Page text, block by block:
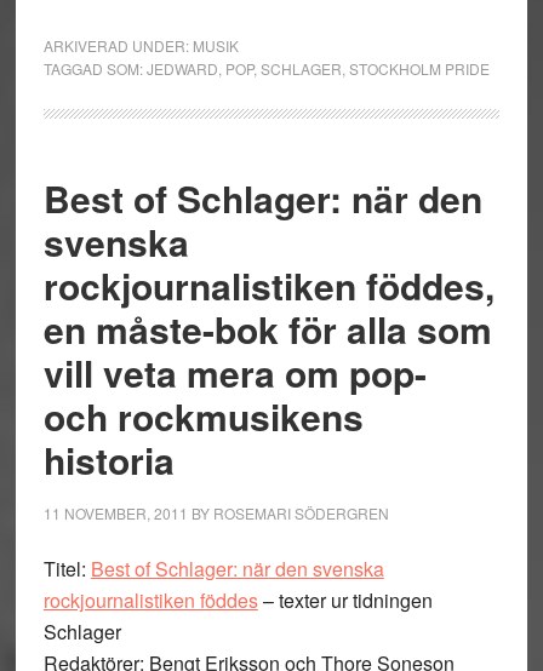
ARKIVERAD UNDER: MUSIK
TAGGAD SOM:JEDWARD POP, SCHLAGER STOCKHOLM PRIDE
Best of Schlager: när den
svenska
rockjournalistiken föddes,
en måste-bok för alla som
vill veta mera om pop-
och rockmusikens
historia
11 NOVEMBER, 2011 BY ROSEMARI SÖDERGREN
Titel: Best of Schlager: när den svenska
rockjournalistiken föddes– texter ur tidningen
Schlager
Redaktörer: Bengt Eriksson och Thore Soneson